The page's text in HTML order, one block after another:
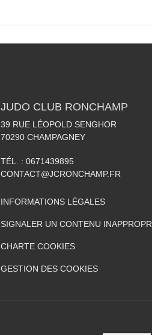
JUDO CLUB RONCHAMP
39 RUE LÉOPOLD SENGHOR
70290 CHAMPAGNEY
TÉL. : 0671439895
CONTACT@JCRONCHAMP.FR
INFORMATIONS LÉGALES
SIGNALER UN CONTENU
CHARTE COOKIES
GESTION DES COOKIES